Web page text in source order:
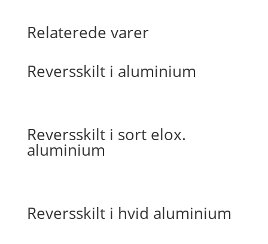
Relaterede varer
Reversskilt i aluminium
Reversskilt i sort elox.
aluminium
Reversskilt i hvid aluminium